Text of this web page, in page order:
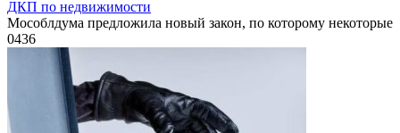
ДКП по недвижимости
Мособлдума предложила новый закон, по которому некоторые
0436